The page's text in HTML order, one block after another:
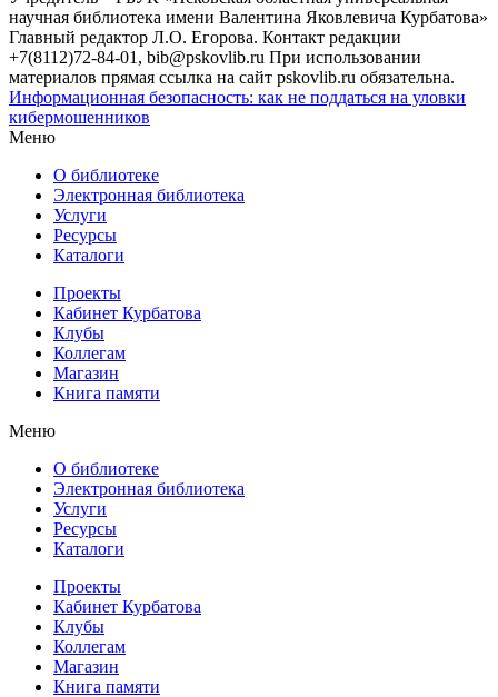
научная библиотека имени Валентина Яковлевича Курбатова»
Главный редактор Л.О. Егорова. Контакт редакции
+7(8112)72-84-01, bib@pskovlib.ru При использовании
материалов прямая ссылка на сайт pskovlib.ru обязательна.
Информационная безопасность: как не поддаться на уловки
кибермошенников
Меню
О библиотеке
Электронная библиотека
Услуги
Ресурсы
Каталоги
Проекты
Кабинет Курбатова
Клубы
Коллегам
Магазин
Книга памяти
Меню
О библиотеке
Электронная библиотека
Услуги
Ресурсы
Каталоги
Проекты
Кабинет Курбатова
Клубы
Коллегам
Магазин
Книга памяти